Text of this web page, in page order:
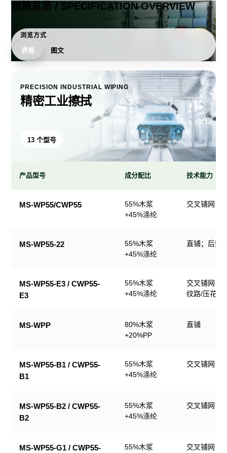
规格总览 / SPECIFICATION OVERVIEW
浏览方式
表格 图文
PRECISION INDUSTRIAL WIPING
精密工业擦拭
13 个型号
产品型号 成分配比 技术能力
MS-WP55/CWP55
55%木浆
+45%涤纶
交叉铺网；
MS-WP55-22
55%木浆
+45%涤纶
直铺；后整
MS-WP55-E3 / CWP55-
E3
55%木浆
+45%涤纶
交叉铺网；
纹路/压花
MS-WPP
80%木浆
+20%PP
直铺
MS-WP55-B1 / CWP55-
B1
55%木浆
+45%涤纶
交叉铺网；
MS-WP55-B2 / CWP55-
B2
55%木浆
+45%涤纶
交叉铺网；
MS-WP55-G1 / CWP55-
55%木浆
交叉铺网；